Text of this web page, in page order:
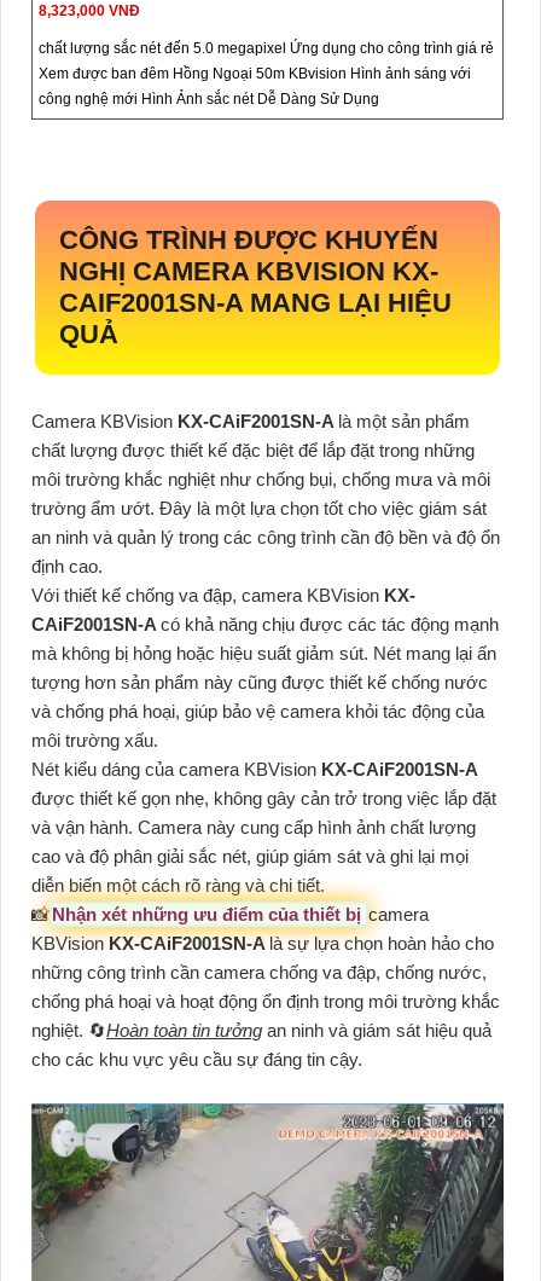
8,323,000 VNĐ
chất lượng sắc nét đến 5.0 megapixel Ứng dụng cho công trình giá rẻ
Xem được ban đêm Hồng Ngoại 50m KBvision Hình ảnh sáng với
công nghệ mới Hình Ảnh sắc nét Dễ Dàng Sử Dụng
CÔNG TRÌNH ĐƯỢC KHUYẾN
NGHỊ CAMERA KBVISION KX-
CAIF2001SN-A MANG LẠI HIỆU
QUẢ
Camera KBVision KX-CAiF2001SN-A là một sản phẩm
chất lượng được thiết kế đặc biệt để lắp đặt trong những
môi trường khắc nghiệt như chống bụi, chống mưa và môi
trường ẩm ướt. Đây là một lựa chọn tốt cho việc giám sát
an ninh và quản lý trong các công trình cần độ bền và độ ổn
định cao.
Với thiết kế chống va đập, camera KBVision KX-
CAiF2001SN-A có khả năng chịu được các tác động mạnh
mà không bị hỏng hoặc hiệu suất giảm sút. Nét mang lại ấn
tượng hơn sản phẩm này cũng được thiết kế chống nước
và chống phá hoại, giúp bảo vệ camera khỏi tác động của
môi trường xấu.
Nét kiểu dáng của camera KBVision KX-CAiF2001SN-A
được thiết kế gọn nhẹ, không gây cản trở trong việc lắp đặt
và vận hành. Camera này cung cấp hình ảnh chất lượng
cao và độ phân giải sắc nét, giúp giám sát và ghi lại mọi
diễn biến một cách rõ ràng và chi tiết.
📸Nhận xét những ưu điểm của thiết bị camera
KBVisionKX-CAiF2001SN-Alà sự lựa chọn hoàn hảo cho
những công trình cần camera chống va đập, chống nước,
chống phá hoại và hoạt động ổn định trong môi trường khắc
nghiệt. 🔄Hoàn toàn tin tưởng an ninh và giám sát hiệu quả
cho các khu vực yêu cầu sự đáng tin cậy.